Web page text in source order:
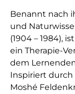
Benannt nach
und
(1904 – 1984),
ein Therapie-
dem
Inspiriert
Moshé